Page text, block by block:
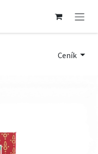
Ceník